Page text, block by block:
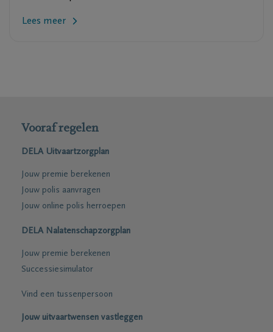
Lees meer
Vooraf regelen
DELA Uitvaartzorgplan
Jouw premie berekenen
Jouw polis aanvragen
Jouw online polis herroepen
DELA Nalatenschapzorgplan
Jouw premie berekenen
Successiesimulator
Vind een tussenpersoon
Jouw uitvaartwensen vastleggen